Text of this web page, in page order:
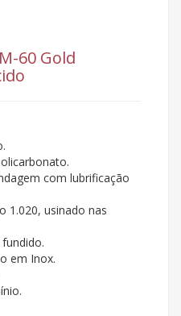
60 Gold
com lubrificação
1.020, usinado nas
em Inox.